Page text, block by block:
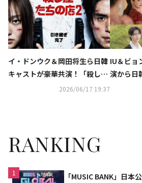
イ・ドンウク＆岡田将生ら日韓
キャストが豪華共演！「殺し屋
たちの店2」Disney+にて7月よ
2026/06/17 19:37
IU＆ビョ
演から日
で！
RANKING
1
「MUSIC BANK」日本